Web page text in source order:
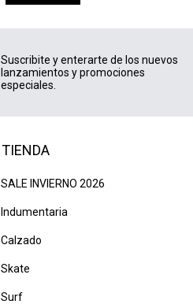
Suscribite y enterarte de los nuevos
lanzamientos y promociones
especiales.
TIENDA
SALE INVIERNO 2026
Indumentaria
Calzado
Skate
Surf